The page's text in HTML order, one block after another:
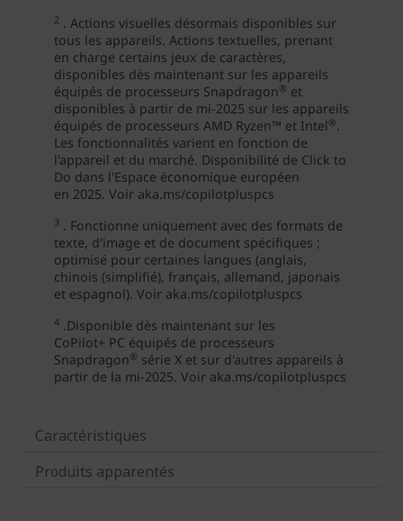
Caractéristiques
Produits apparentés